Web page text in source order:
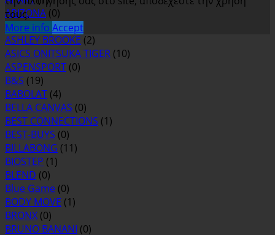
ARIZONA (0)
ASH(0)
ASHLEY BROOKE (2)
ASICS ONITSUKA TIGER (10)
ASPENSPORT (0)
B&S (19)
BABOLAT (4)
BELLA CANVAS (0)
BEST CONNECTIONS (1)
BEST-BUYS (0)
BILLABONG (11)
BIOSTEP (1)
BLEND (0)
Blue Game (0)
BODY MOVE (1)
BRONX (0)
BRUNO BANANI (0)
τους.
More info Accept